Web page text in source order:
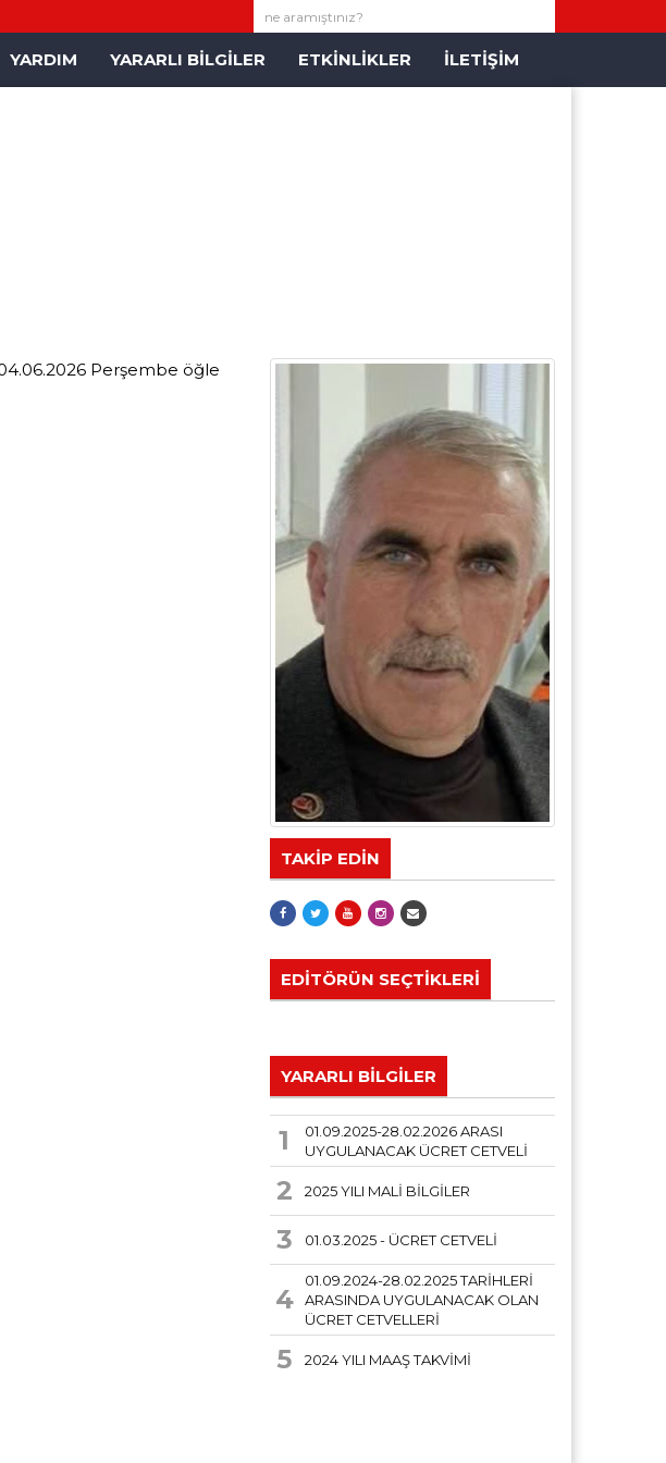
YARDIM YARARLI BİLGİLER ETKİNLİKLER İLETİŞİM
Perşembe öğle
TAKİP EDİN
EDİTÖRÜN SEÇTİKLERİ
YARARLI BİLGİLER
1
01.09.2025-28.02.2026 ARASI
UYGULANACAK ÜCRET CETVELİ
2 2025 YILI MALİ BİLGİLER
3 01.03.2025 - ÜCRET CETVELİ
4
01.09.2024-28.02.2025 TARİHLERİ
ARASINDA UYGULANACAK OLAN
ÜCRET CETVELLERİ
5 2024 YILI MAAŞ TAKVİMİ